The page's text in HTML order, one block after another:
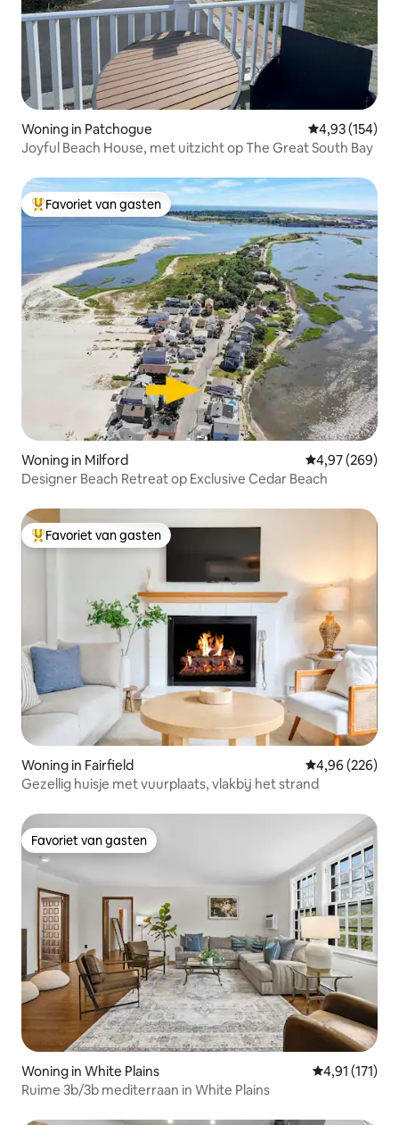
Woning in Patchogue Gemiddelde
4,93 (154)
Joyful Beach House, met uitzicht op The Great South Bay
Topfavoriet van gasten
Favoriet van gasten
Woning in Milford Gemiddelde
4,97 (269)
Designer Beach Retreat op Exclusive Cedar Beach
Topfavoriet van gasten
Favoriet van gasten
Woning in Fairfield Gemiddelde
4,96 (226)
Gezellig huisje met vuurplaats, vlakbij het strand
Favoriet van gasten
Favoriet van gasten
Woning in White Plains Gemiddelde
4,91 (171)
Ruime 3b/3b mediterraan in White Plains